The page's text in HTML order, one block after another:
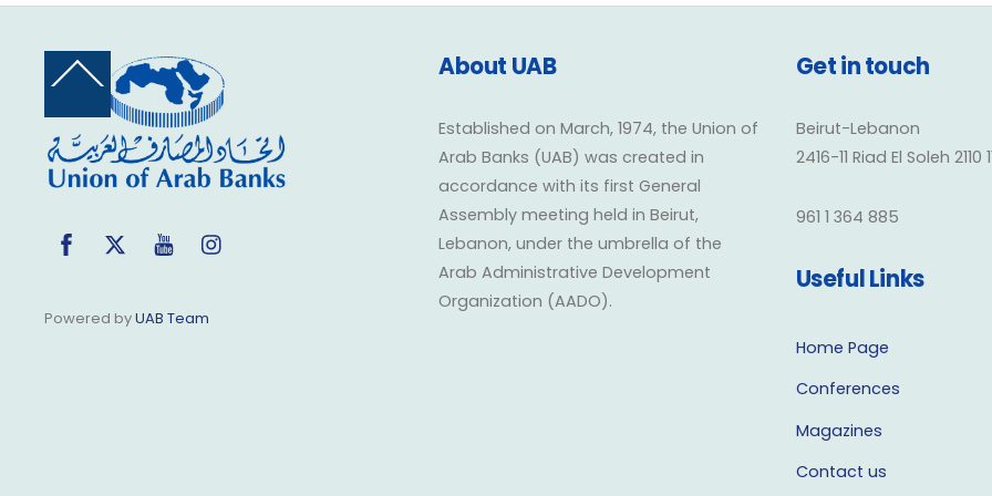
Back
Top
FacebookTwitter YouTube
Powered byUAB Team
About UAB
Established on March, 1974, the Union of
Arab Banks (UAB) was created in
accordance with its first General
Assembly meeting held in Beirut,
Lebanon, under the umbrella of the
Arab Administrative Development
Organization (AADO).
Get in touch
Beirut-Lebanon
2416-11 Riad El Soleh 2110
961 1 364 885
Useful Links
Home Page
Conferences
Magazines
Contact us